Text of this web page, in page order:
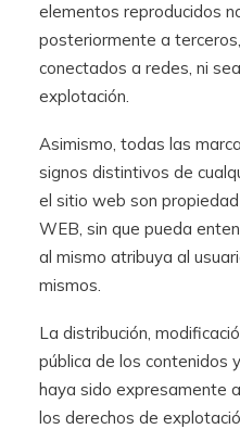
elementos reproducidos
posteriormente a
conectados a redes, ni
explotación.
Asimismo, todas las
signos distintivos de
el sitio web son
WEB, sin que pueda
al mismo atribuya al
mismos.
La distribución,
pública de los contenidos
haya sido expresamente
los derechos de